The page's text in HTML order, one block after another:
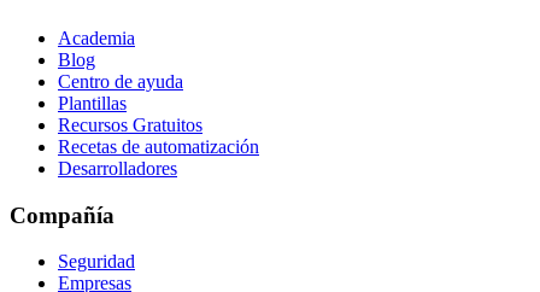
Academia
Blog
Centro de ayuda
Plantillas
Recursos Gratuitos
Recetas de automatización
Desarrolladores
Compañía
Seguridad
Empresas